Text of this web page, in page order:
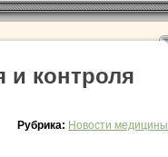
и контроля
Рубрика: Новости медицины